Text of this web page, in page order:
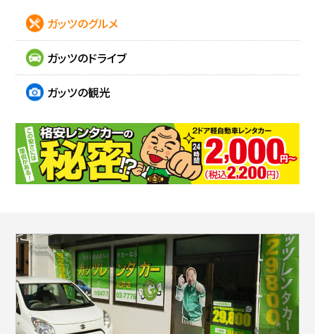
ガッツのグルメ
ガッツのドライブ
ガッツの観光